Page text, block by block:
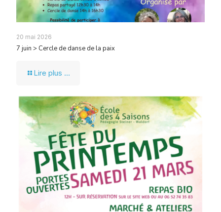
20 mai 2026
7 juin > Cercle de danse de la paix
Lire plus ...